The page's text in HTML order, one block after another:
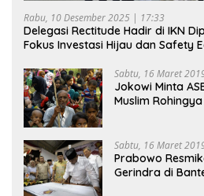
Rabu, 10 Desember 2025 | 17:33
Delegasi Rectitude Hadir di IKN
Fokus Investasi Hijau dan Safety
Sabtu, 16 Maret
Jokowi Minta
Muslim
Sabtu, 16 Maret
Prabowo
Gerindra di